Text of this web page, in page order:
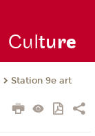
Culture
Station 9e art